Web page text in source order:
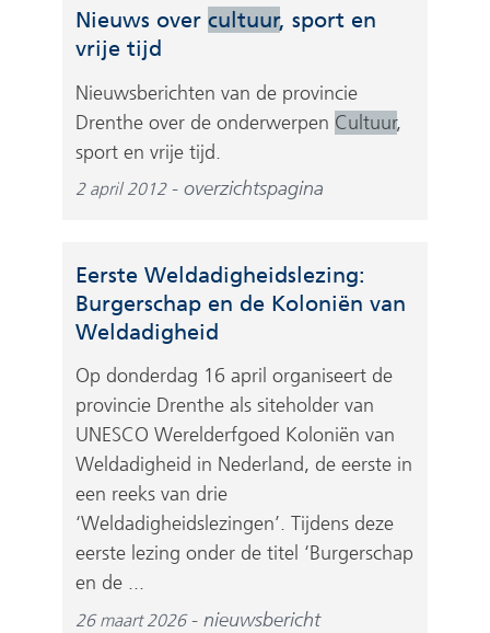
r
e
w
e
b
i
)
e
e
a
n
d
e
w
e
b
i
t
e
)
Nieuws over cultuur, sport en
vrije tijd
Nieuwsberichten van de provincie
Drenthe over de onderwerpen Cultuur,
sport en vrije tijd.
2 april 2012 overzichtspagina
Eerste Weldadigheidslezing:
Burgerschap en de Koloniën van
Weldadigheid
Op donderdag 16 april organiseert de
provincie Drenthe als siteholder van
UNESCO Werelderfgoed Koloniën van
Weldadigheid in Nederland, de eerste in
een reeks van drie
‘Weldadigheidslezingen’. Tijdens deze
eerste lezing onder de titel ‘Burgerschap
en de ...
26 maart 2026 nieuwsbericht